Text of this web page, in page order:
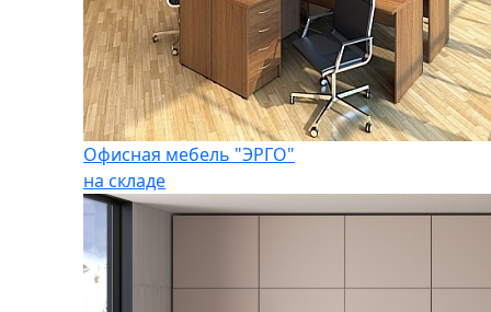
Офисная мебель "ЭРГО"
на складе